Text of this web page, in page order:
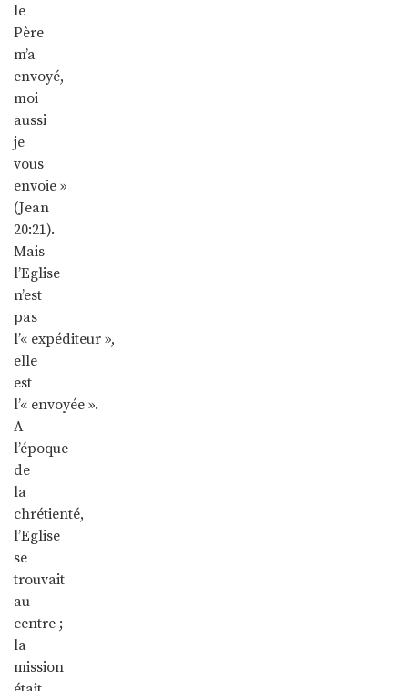
le
Père
m’a
envoyé,
moi
aussi
je
vous
envoie »
(Jean
20:21).
Mais
l’Eglise
n’est
pas
l’« expéditeur »,
elle
est
l’« envoyée ».
A
l’époque
de
la
chrétienté,
l’Eglise
se
trouvait
au
centre ;
la
mission